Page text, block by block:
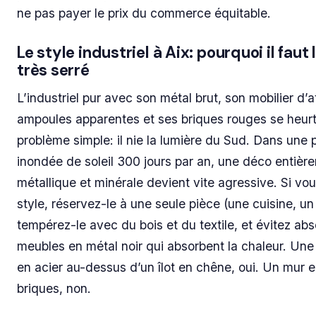
ne pas payer le prix du commerce équitable.
Le style industriel à Aix: pourquoi il faut
très serré
L’industriel pur avec son métal brut, son mobilier
ampoules apparentes et ses briques rouges se
problème simple: il nie la lumière du Sud. Dans une
inondée de soleil 300 jours par an, une déco
métallique et minérale devient vite agressive. Si
style, réservez-le à une seule pièce (une cuisine,
tempérez-le avec du bois et du textile, et évitez
meubles en métal noir qui absorbent la chaleur.
en acier au-dessus d’un îlot en chêne, oui. Un mur
briques, non.